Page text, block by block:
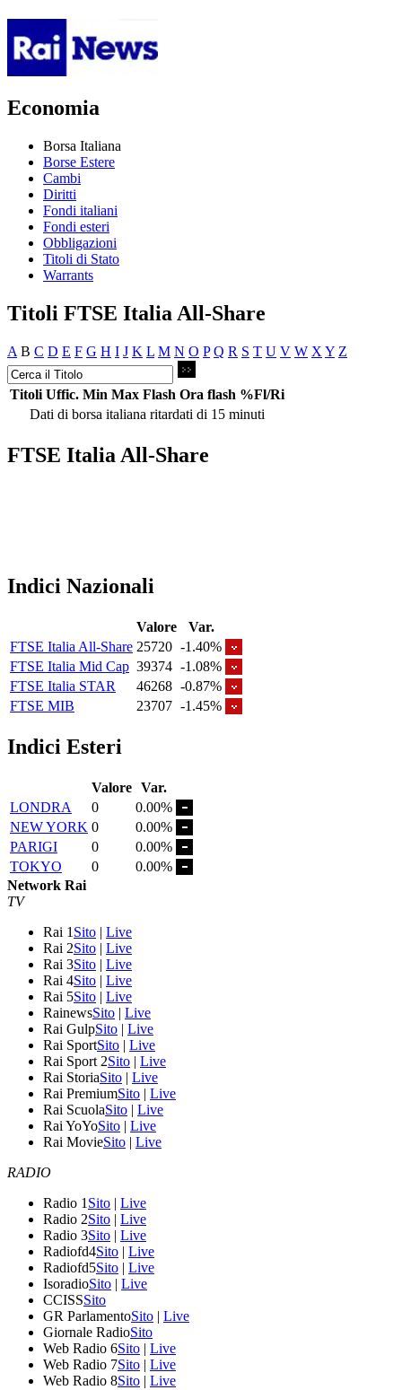
Economia
Borsa Italiana
Borse Estere
Cambi
Diritti
Fondi italiani
Fondi esteri
Obbligazioni
Titoli di Stato
Warrants
Titoli FTSE Italia All-Share
A B C D E F G H I J K L M N O P Q R S T U V W X Y Z
Titoli Uffic. Min Max Flash Ora flash %Fl/Ri
Dati di borsa italiana ritardati di 15 minuti
FTSE Italia All-Share
Indici Nazionali
Valore
Var.
FTSE Italia All-Share 25720 -1.40%
FTSE Italia Mid Cap 39374 -1.08%
FTSE Italia STAR
46268 -0.87%
FTSE MIB
23707 -1.45%
Indici Esteri
Valore Var.
LONDRA
0
0.00%
NEW YORK 0
0.00%
PARIGI
0
0.00%
TOKYO
0
0.00%
Network Rai
TV
Rai 1 Sito | Live
Rai 2Sito | Live
Rai 3Sito | Live
Rai 4Sito | Live
Rai 5Sito | Live
RainewsSito | Live
Rai GulpSito | Live
Rai SportSito | Live
Rai Sport 2Sito | Live
Rai StoriaSito | Live
Rai PremiumSito | Live
Rai ScuolaSito | Live
Rai YoYoSito | Live
Rai MovieSito | Live
RADIO
Radio 1 Sito | Live
Radio 2Sito | Live
Radio 3Sito | Live
Radiofd4Sito | Live
Radiofd5Sito | Live
IsoradioSito | Live
CCISSSito
GR ParlamentoSito | Live
Giornale RadioSito
Web Radio 6Sito | Live
Web Radio 7Sito | Live
Web Radio 8Sito | Live